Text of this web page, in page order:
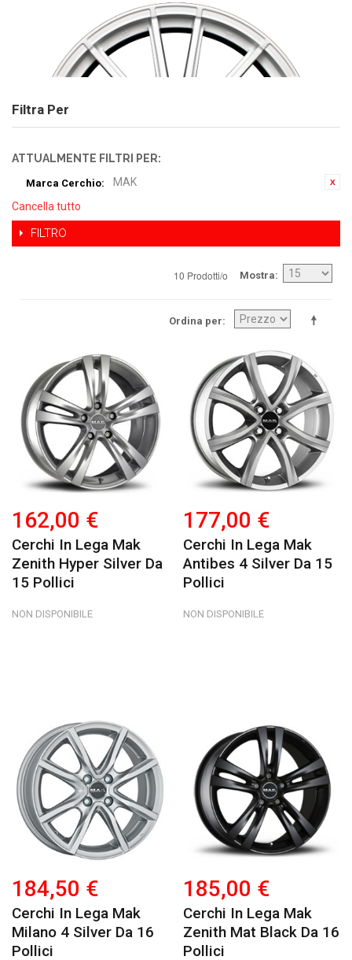
Filtra Per
ATTUALMENTE FILTRI PER:
Marca Cerchio:
MAK
Cancella tutto
FILTRO
10 Prodotti/o Mostra
Ordina per
162,00 €
Cerchi In Lega Mak
Zenith Hyper Silver Da
15 Pollici
NON DISPONIBILE
177,00 €
Cerchi In Lega Mak
Antibes 4 Silver Da 15
Pollici
NON DISPONIBILE
184,50 €
Cerchi In Lega Mak
Milano 4 Silver Da 16
Pollici
185,00 €
Cerchi In Lega Mak
Zenith Mat Black Da 16
Pollici